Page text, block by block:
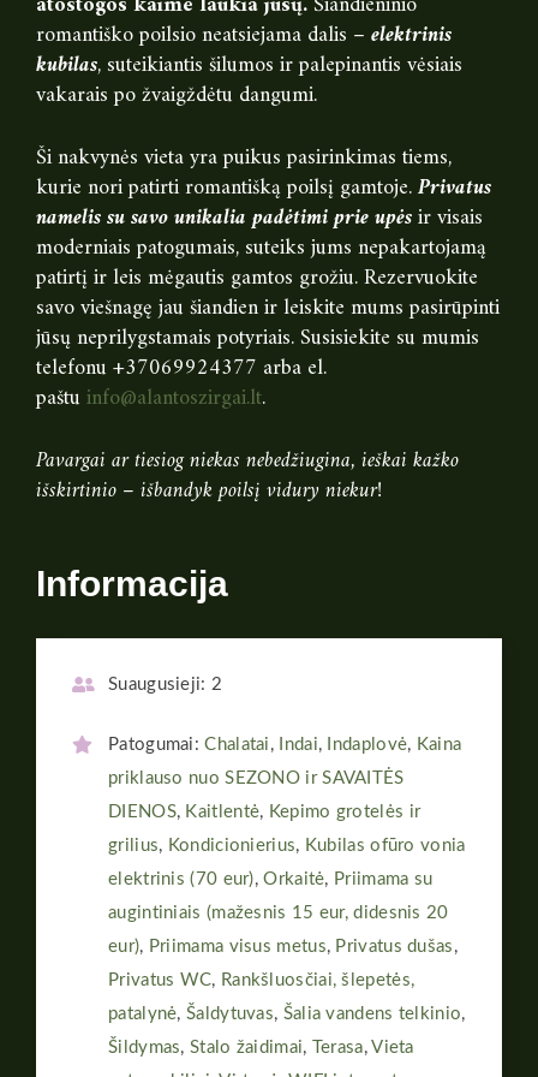
romantiško poilsio neatsiejama dalis –elektrinis
kubilas, suteikiantis šilumos ir palepinantis vėsiais
vakarais po žvaigždėtu dangumi.
Ši nakvynės vieta yra puikus pasirinkimas tiems,
kurie nori patirti romantišką poilsį gamtoje.Privatus
namelis su savo unikalia padėtimi prie upėsir visais
moderniais patogumais, suteiks jums nepakartojamą
patirtį ir leis mėgautis gamtos grožiu. Rezervuokite
savo viešnagę jau šiandien ir leiskite mums pasirūpinti
jūsų neprilygstamais potyriais. Susisiekite su mumis
telefonu +37069924377 arba el.
paštuinfo@alantoszirgai.lt.
Pavargai ar tiesiog niekas nebedžiugina, ieškai kažko
išskirtinio – išbandyk poilsį vidury niekur!
Informacija
Suaugusieji: 2
Patogumai: Chalatai , Indai, Indaplovė, Kaina
priklauso nuo SEZONO ir SAVAITĖS
DIENOS, Kaitlentė, Kepimo grotelės ir
grilius, Kondicionierius, Kubilas ofūro vonia
elektrinis (70 eur),Orkaitė, Priimama su
augintiniais (mažesnis 15 eur, didesnis 20
eur), Priimama visus metus, Privatus dušas ,
Privatus WC, Rankšluosčiai, šlepetės,
patalynė,Šaldytuvas, Šalia vandens telkinio,
Šildymas,Stalo žaidimai, Terasa,Vieta